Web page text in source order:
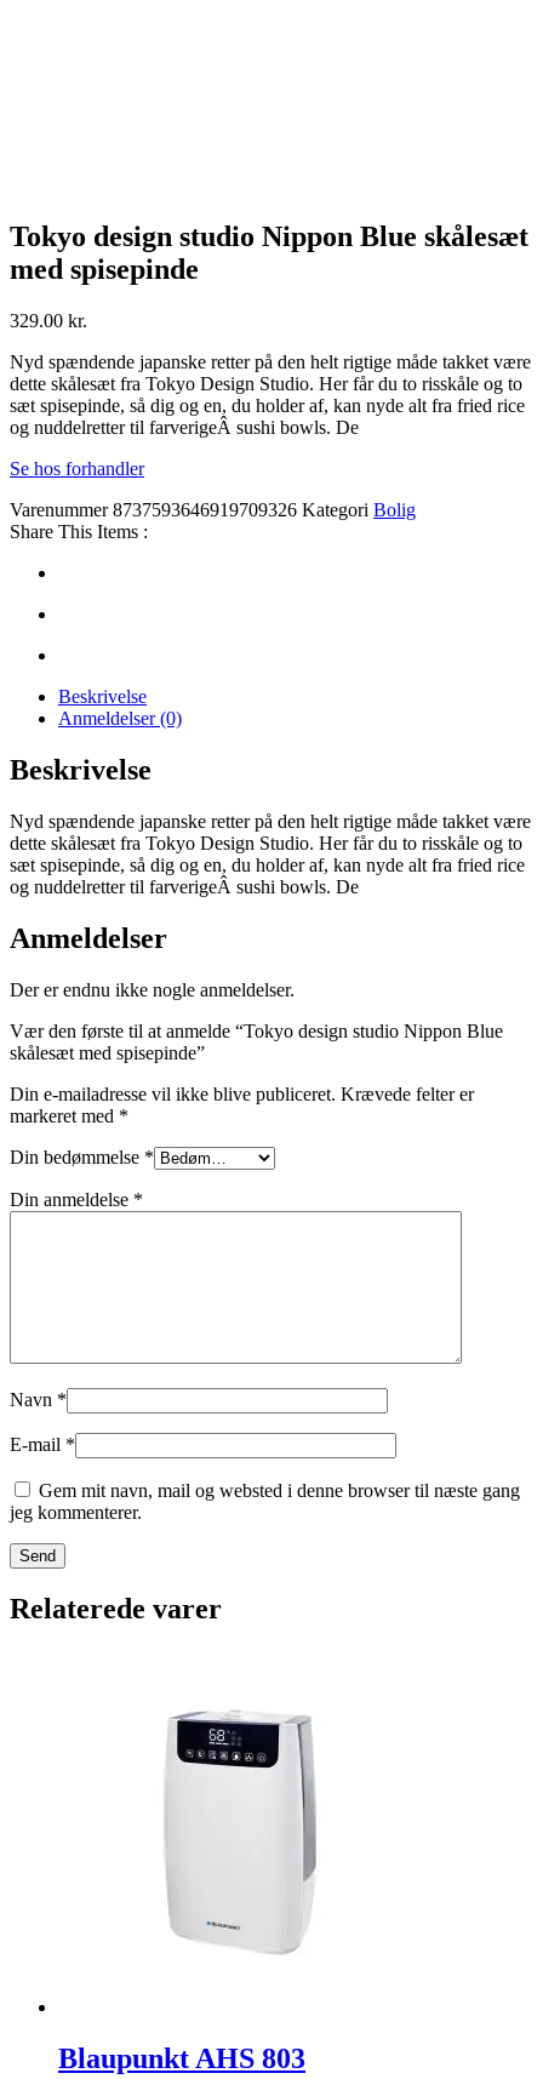
Tokyo design studio Nippon Blue skålesæt
med spisepinde
329.00 kr.
Nyd spændende japanske retter på den helt rigtige måde takket være
dette skålesæt fra Tokyo Design Studio. Her får du to risskåle og to
sæt spisepinde, så dig og en, du holder af, kan nyde alt fra fried rice
og nuddelretter til farverigeÂ sushi bowls. De
Se hos forhandler
Varenummer8737593646919709326 Kategori Bolig
Share This Items :
Beskrivelse
Anmeldelser (0)
Beskrivelse
Nyd spændende japanske retter på den helt rigtige måde takket være
dette skålesæt fra Tokyo Design Studio. Her får du to risskåle og to
sæt spisepinde, så dig og en, du holder af, kan nyde alt fra fried rice
og nuddelretter til farverigeÂ sushi bowls. De
Anmeldelser
Der er endnu ikke nogle anmeldelser.
Vær den første til at anmelde “Tokyo design studio Nippon Blue
skålesæt med spisepinde”
Din e-mailadresse vil ikke blive publiceret. Krævede felter er
markeret med *
Din bedømmelse *
Din anmeldelse *
Navn *
E-mail *
Gem mit navn, mail og websted i denne browser til næste gang
jeg kommenterer.
Relaterede varer
Blaupunkt AHS 803